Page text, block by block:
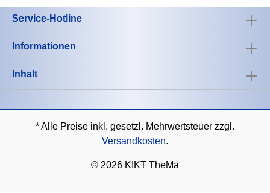
Service-Hotline
Informationen
Inhalt
* Alle Preise inkl. gesetzl. Mehrwertsteuer zzgl.
Versandkosten.
© 2026 KIKT TheMa